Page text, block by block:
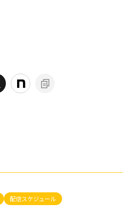
配信スケジュール